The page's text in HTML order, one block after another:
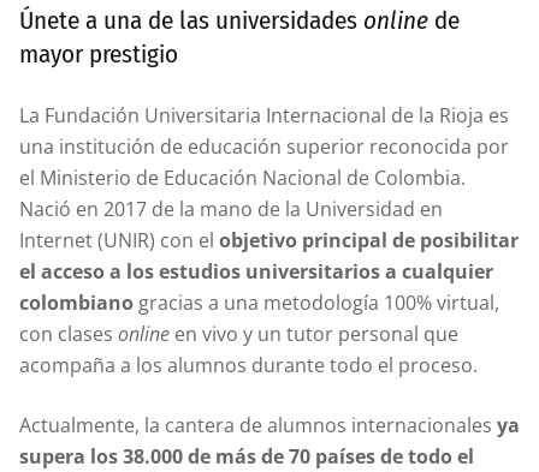
Únete a una de las universidades online de
mayor prestigio
La Fundación Universitaria Internacional de la Rioja es
una institución de educación superior reconocida por
el Ministerio de Educación Nacional de Colombia.
Nació en 2017 de la mano de la Universidad en
Internet (UNIR) con el objetivo principal de posibilitar
el acceso a los estudios universitarios a cualquier
colombianogracias a una metodología 100% virtual,
con clases online en vivo y un tutor personal que
acompaña a los alumnos durante todo el proceso.
Actualmente, la cantera de alumnos internacionales ya
supera los 38.000 de más de 70 países de todo el